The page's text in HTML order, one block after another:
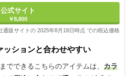
公式サイト
￥8,800
通販サイトの 2025年8月18日時点 での税込価格
ッションと合わせやすい
でできるこちらのアイテムは、 カラ